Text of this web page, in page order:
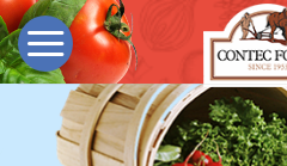
Skip
to
content